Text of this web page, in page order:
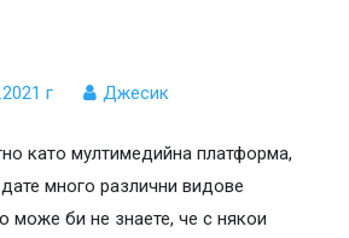
г Джесик
като мултимедийна платформа,
много различни видове
може би не знаете, че с някои